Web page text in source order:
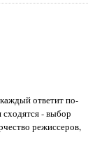
ответит по-
сходятся - выбор
режиссеров,